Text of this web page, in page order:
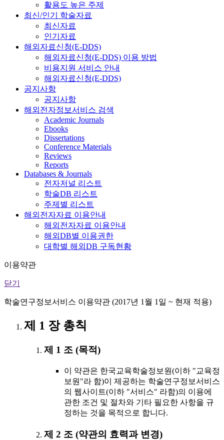
활용도 높은 주제
최신/인기 학술자료
최신자료
인기자료
해외자료신청(E-DDS)
해외자료신청(E-DDS) 이용 방법
비용지원 서비스 안내
해외자료신청(E-DDS)
공지사항
공지사항
해외전자정보서비스 검색
Academic Journals
Ebooks
Dissertations
Conference Materials
Reviews
Reports
Databases & Journals
전자저널 리스트
학술DB 리스트
주제별 리스트
해외전자자료 이용안내
해외전자자료 이용안내
해외DB별 이용권한
대학별 해외DB 구독현황
이용약관
닫기
학술연구정보서비스 이용약관 (2017년 1월 1일 ~ 현재 적용)
제 1 장 총칙
제 1 조 (목적)
이 약관은 한국교육학술정보원(이하 "교육정
보원"라 함)이 제공하는 학술연구정보서비스
의 웹사이트(이하 "서비스" 라함)의 이용에
관한 조건 및 절차와 기타 필요한 사항을 규
정하는 것을 목적으로 합니다.
제 2 조 (약관의 효력과 변경)